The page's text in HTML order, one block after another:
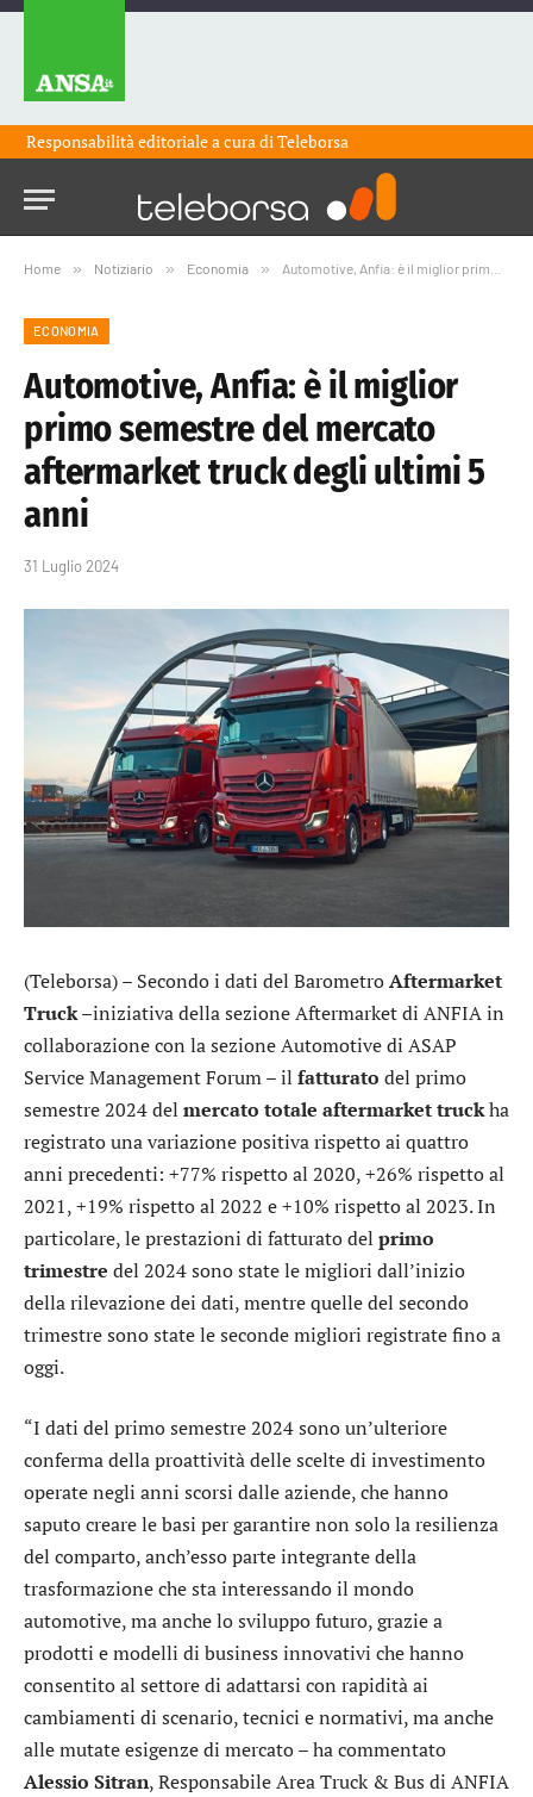
Responsabilità editoriale a cura diTeleborsa
Home » Notiziario » Economia » Automotive, Anfia: è il miglior primo semestre del mercato aftermarket truck degli ultimi 5 anni
ECONOMIA
Automotive, Anfia: è il miglior
primo semestre del mercato
aftermarket truck degli ultimi 5
anni
31 Luglio 2024
(Teleborsa) – Secondo i dati del BarometroAftermarket
Truck–iniziativa della sezione Aftermarket di ANFIA in
collaborazione con la sezione Automotive di ASAP
Service Management Forum – il fatturato del primo
semestre 2024 del mercato totale aftermarket truckha
registrato una variazione positiva rispetto ai quattro
anni precedenti: +77% rispetto al 2020, +26% rispetto al
2021, +19% rispetto al 2022 e +10% rispetto al 2023. In
particolare, le prestazioni di fatturato del primo
trimestre del 2024 sono state le migliori dall’inizio
della rilevazione dei dati, mentre quelle del secondo
trimestre sono state le seconde migliori registrate fino a
oggi.
“I dati del primo semestre 2024 sono un’ulteriore
conferma della proattività delle scelte di investimento
operate negli anni scorsi dalle aziende, che hanno
saputo creare le basi per garantire non solo la resilienza
del comparto, anch’esso parte integrante della
trasformazione che sta interessando il mondo
automotive, ma anche lo sviluppo futuro, grazie a
prodotti e modelli di business innovativi che hanno
consentito al settore di adattarsi con rapidità ai
cambiamenti di scenario, tecnici e normativi, ma anche
alle mutate esigenze di mercato – ha commentato
Alessio Sitran, Responsabile Area Truck & Bus di ANFIA